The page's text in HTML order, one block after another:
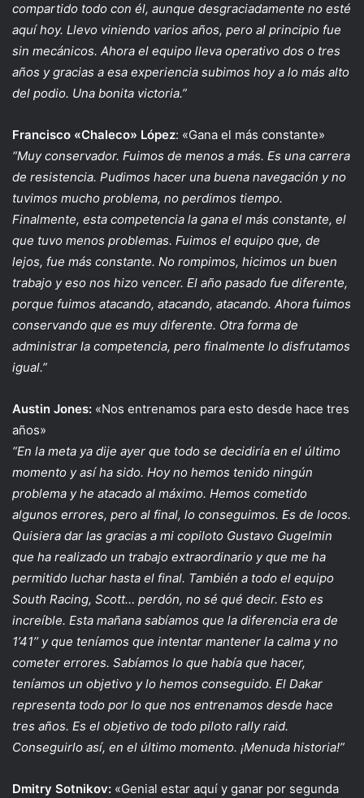
compartido todo con él, aunque desgraciadamente no esté
aquí hoy. Llevo viniendo varios años, pero al principio fue
sin mecánicos. Ahora el equipo lleva operativo dos o tres
años y gracias a esa experiencia subimos hoy a lo más alto
del podio. Una bonita victoria.”
Francisco «Chaleco» López: «Gana el más constante»
“Muy conservador. Fuimos de menos a más. Es una carrera
de resistencia. Pudimos hacer una buena navegación y no
tuvimos mucho problema, no perdimos tiempo.
Finalmente, esta competencia la gana el más constante, el
que tuvo menos problemas. Fuimos el equipo que, de
lejos, fue más constante. No rompimos, hicimos un buen
trabajo y eso nos hizo vencer. El año pasado fue diferente,
porque fuimos atacando, atacando, atacando. Ahora fuimos
conservando que es muy diferente. Otra forma de
administrar la competencia, pero finalmente lo disfrutamos
igual.”
Austin Jones: «Nos entrenamos para esto desde hace tres
años»
“En la meta ya dije ayer que todo se decidiría en el último
momento y así ha sido. Hoy no hemos tenido ningún
problema y he atacado al máximo. Hemos cometido
algunos errores, pero al final, lo conseguimos. Es de locos.
Quisiera dar las gracias a mi copiloto Gustavo Gugelmin
que ha realizado un trabajo extraordinario y que me ha
permitido luchar hasta el final. También a todo el equipo
South Racing, Scott… perdón, no sé qué decir. Esto es
increíble. Esta mañana sabíamos que la diferencia era de
1’41’’ y que teníamos que intentar mantener la calma y no
cometer errores. Sabíamos lo que había que hacer,
teníamos un objetivo y lo hemos conseguido. El Dakar
representa todo por lo que nos entrenamos desde hace
tres años. Es el objetivo de todo piloto rally raid.
Conseguirlo así, en el último momento. ¡Menuda historia!”
Dmitry Sotnikov: «Genial estar aquí y ganar por segunda